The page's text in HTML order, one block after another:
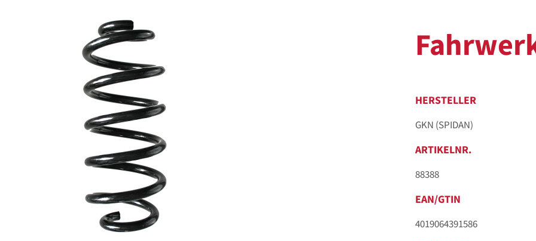
HERSTELLER
GKN (SPIDAN)
ARTIKELNR.
88388
EAN/GTIN
4019064391586